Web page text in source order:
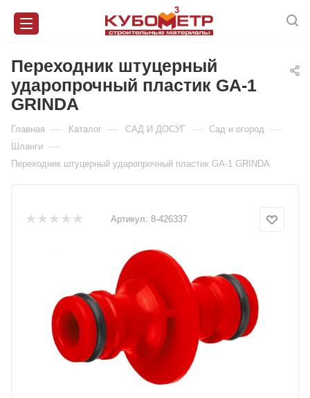
Переходник штуцерный
ударопрочный пластик GA-1
GRINDA
Главная — Каталог — САД И ДОСУГ — Сад и огород —
Шланги —
Переходник штуцерный ударопрочный пластик GA-1 GRINDA
Артикул: 8-426337